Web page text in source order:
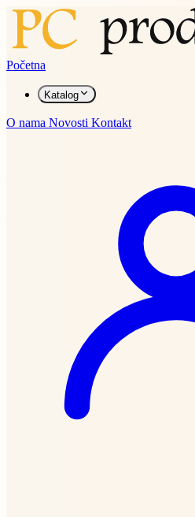
Početna
Katalog
O nama Novosti Kontakt